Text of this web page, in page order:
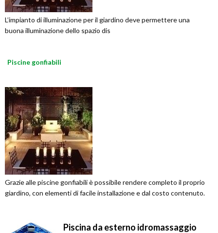
L’impianto di illuminazione per il giardino deve permettere una
buona illuminazione dello spazio dis
Piscine gonfiabili
Grazie alle piscine gonfiabili è possibile rendere completo il proprio
giardino, con elementi di facile installazione e dal costo contenuto.
Piscina da esterno idromassaggio